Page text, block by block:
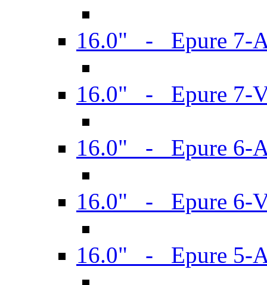
16.0" - Epure 7-
16.0" - Epure 7-
16.0" - Epure 6-
16.0" - Epure 6-
16.0" - Epure 5-